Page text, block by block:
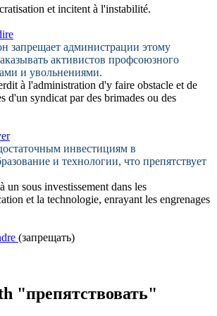
et incitent à l'instabilité.
запрещает администрации этому
активистов профсоюзного
и увольнениями.
à l'administration d'y faire obstacle et de
d'un syndicat par des brimades ou des
инвестициям в
и технологии, что препятствует
un sous investissement dans les
et la technologie, enrayantles engrenages
(запрещать)
"препятствовать"